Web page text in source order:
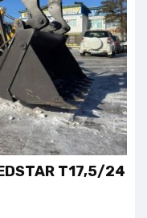
T17,5/24